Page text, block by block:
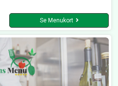
Se Menukort